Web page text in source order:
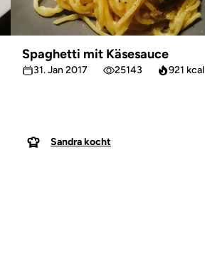
Spaghetti mit Käsesauce
31. Jan 2017 25143 921 kcal
Sandra kocht